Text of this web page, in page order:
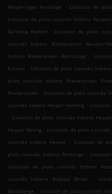
Hesperingen Fentange
. Livraison de
Livraison de plats cuisinés Indiens
Bartreng Helfent
. Livraison de plats
cuisinés Indiens Niederanven Neudorf-
Indiens Niederanven Helmsange
.
Ernster . Livraison de plats cuisinés
plats cuisinés Indiens Niederanven
Niederanven . Livraison de plats cuisinés
cuisinés Indiens Hesper Fenteng .
. Livraison de plats cuisinés Indiens
Hesper Alzeng . Livraison de plats cuisinés
cuisinés Indiens Hesper
. Livraison de
plats cuisinés Indiens Fentange .
Livraison de plats cuisinés Indiens
cuisinés Indiens Kopstal Bridel
.
Bereldange . Livraison de plats cuisinés